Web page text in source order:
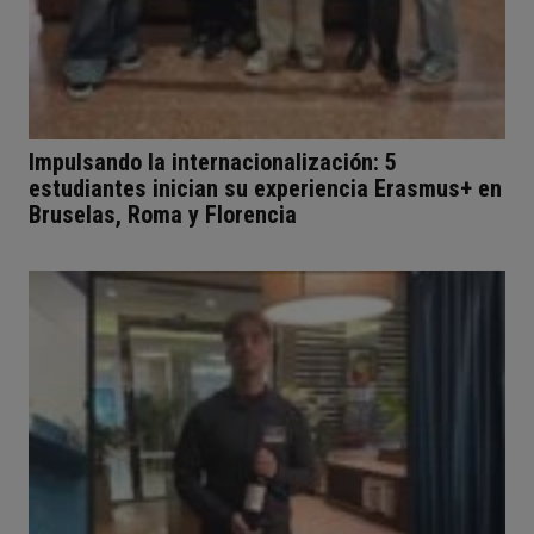
Impulsando la internacionalización: 5
estudiantes inician su experiencia Erasmus+ en
Bruselas, Roma y Florencia